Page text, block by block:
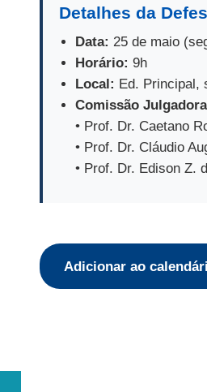
Detalhes da
Data: 25 de maio
Horário: 9h
Local: Ed. Principal,
Comissão
• Prof. Dr. Caetano
• Prof. Dr. Cláudio
• Prof. Dr. Edison Z.
Adicionar ao